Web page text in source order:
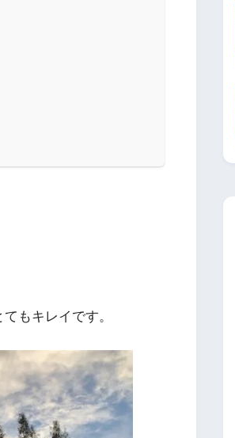
もキレイです。